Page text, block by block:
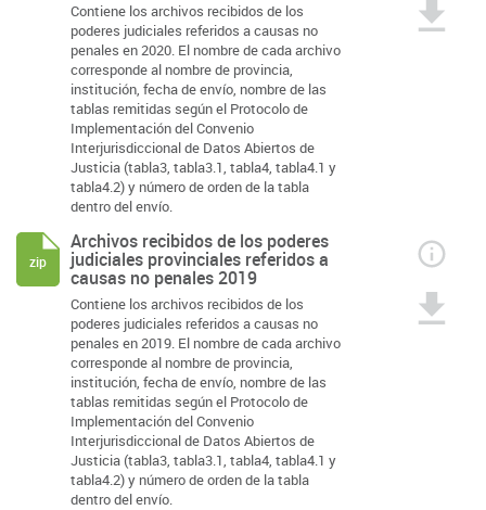
Contiene los archivos recibidos de los
poderes judiciales referidos a causas no
penales en 2020. El nombre de cada archivo
corresponde al nombre de provincia,
institución, fecha de envío, nombre de las
tablas remitidas según el Protocolo de
Implementación del Convenio
Interjurisdiccional de Datos Abiertos de
Justicia (tabla3, tabla3.1, tabla4, tabla4.1 y
tabla4.2) y número de orden de la tabla
dentro del envío.
Archivos recibidos de los poderes
judiciales provinciales referidos a
causas no penales 2019
Contiene los archivos recibidos de los
poderes judiciales referidos a causas no
penales en 2019. El nombre de cada archivo
corresponde al nombre de provincia,
institución, fecha de envío, nombre de las
tablas remitidas según el Protocolo de
Implementación del Convenio
Interjurisdiccional de Datos Abiertos de
Justicia (tabla3, tabla3.1, tabla4, tabla4.1 y
tabla4.2) y número de orden de la tabla
dentro del envío.
zip